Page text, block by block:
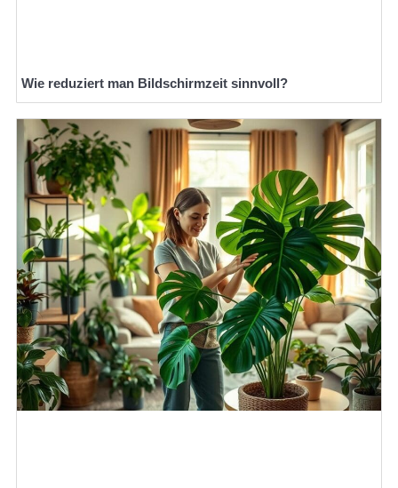
Wie reduziert man Bildschirmzeit sinnvoll?